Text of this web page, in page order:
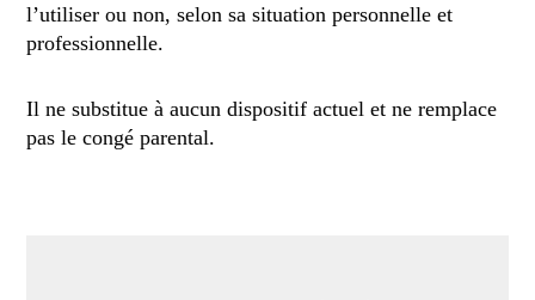
l’utiliser ou non, selon sa situation personnelle et
professionnelle.
Il ne substitue à aucun dispositif actuel et ne remplace
pas le congé parental.